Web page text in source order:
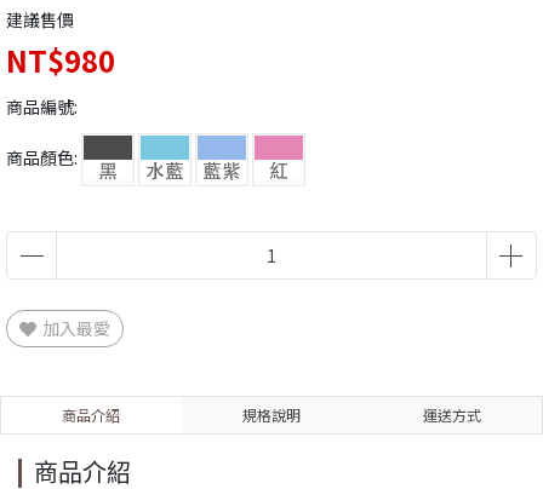
建議售價
NT$980
商品編號:
商品顏色:
加入最愛
商品介紹 規格說明 運送方式
商品介紹